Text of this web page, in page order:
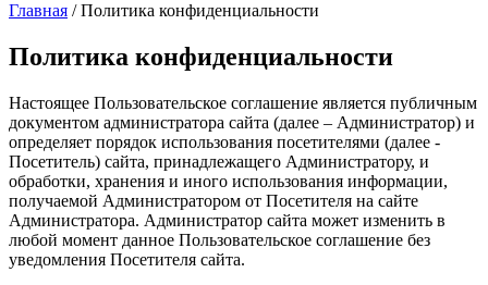
Главная / Политика конфиденциальности
Политика конфиденциальности
Настоящее Пользовательское соглашение является публичным
документом администратора сайта (далее – Администратор) и
определяет порядок использования посетителями (далее -
Посетитель) сайта, принадлежащего Администратору, и
обработки, хранения и иного использования информации,
получаемой Администратором от Посетителя на сайте
Администратора. Администратор сайта может изменить в
любой момент данное Пользовательское соглашение без
уведомления Посетителя сайта.